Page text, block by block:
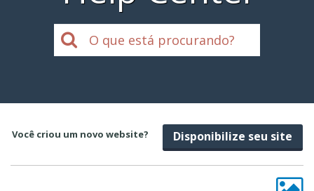
Você criou um novo website? Disponibilize seu site